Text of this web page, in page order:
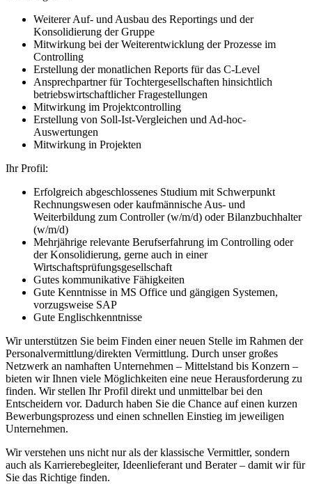
Weiterer Auf- und Ausbau des Reportings und der
Konsolidierung der Gruppe
Mitwirkung bei der Weiterentwicklung der Prozesse im
Controlling
Erstellung der monatlichen Reports für das C-Level
Ansprechpartner für Tochtergesellschaften hinsichtlich
betriebswirtschaftlicher Fragestellungen
Mitwirkung im Projektcontrolling
Erstellung von Soll-Ist-Vergleichen und Ad-hoc-
Auswertungen
Mitwirkung in Projekten
Ihr Profil:
Erfolgreich abgeschlossenes Studium mit Schwerpunkt
Rechnungswesen oder kaufmännische Aus- und
Weiterbildung zum Controller (w/m/d) oder Bilanzbuchhalter
(w/m/d)
Mehrjährige relevante Berufserfahrung im Controlling oder
der Konsolidierung, gerne auch in einer
Wirtschaftsprüfungsgesellschaft
Gutes kommunikative Fähigkeiten
Gute Kenntnisse in MS Office und gängigen Systemen,
vorzugsweise SAP
Gute Englischkenntnisse
Wir unterstützen Sie beim Finden einer neuen Stelle im Rahmen der
Personalvermittlung/direkten Vermittlung. Durch unser großes
Netzwerk an namhaften Unternehmen – Mittelstand bis Konzern –
bieten wir Ihnen viele Möglichkeiten eine neue Herausforderung zu
finden. Wir stellen Ihr Profil direkt und unmittelbar bei den
Entscheidern vor. Dadurch haben Sie die Chance auf einen kurzen
Bewerbungsprozess und einen schnellen Einstieg im jeweiligen
Unternehmen.
Wir verstehen uns nicht nur als der klassische Vermittler, sondern
auch als Karrierebegleiter, Ideenlieferant und Berater – damit wir für
Sie das Richtige finden.